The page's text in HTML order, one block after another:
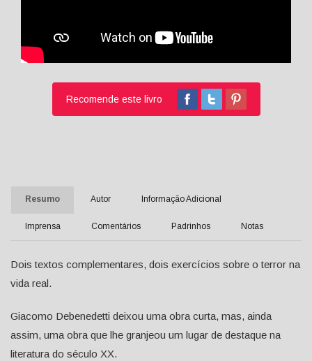
Recomende este livro
Resumo Autor Informação Adicional
Imprensa Comentários Padrinhos Notas
Dois textos complementares, dois exercícios sobre o terror na
vida real.
Giacomo Debenedetti deixou uma obra curta, mas, ainda
assim, uma obra que lhe granjeou um lugar de destaque na
literatura do século XX.